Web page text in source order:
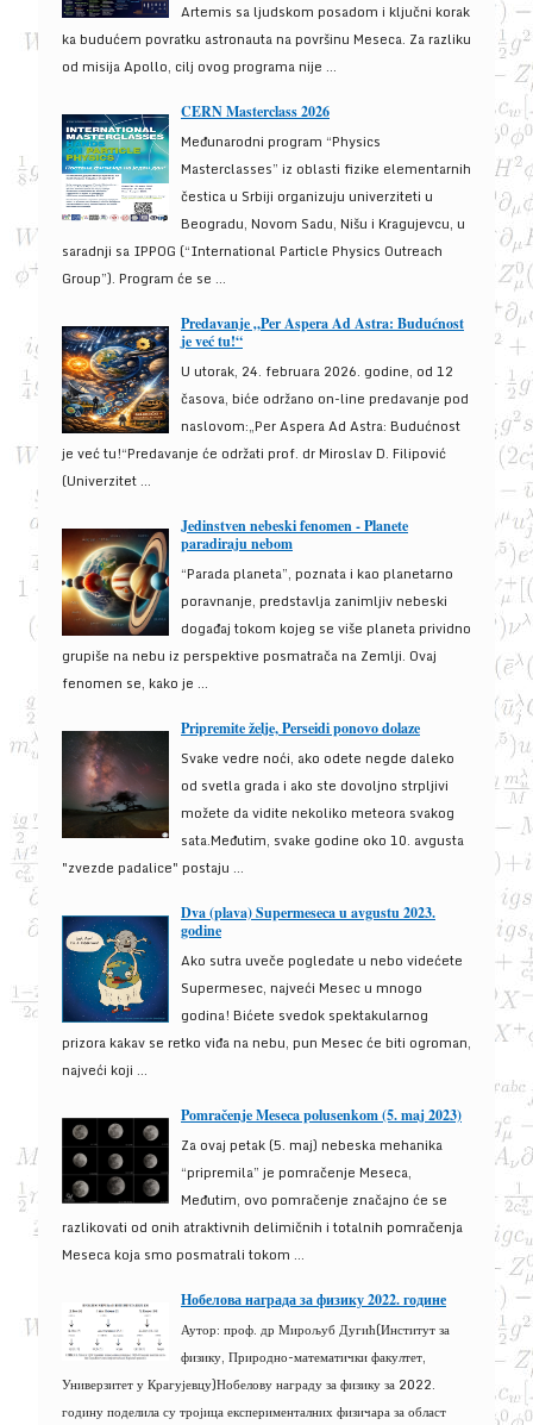
Artemis sa ljudskom posadom i ključni korak
ka budućem povratku astronauta na površinu Meseca. Za razliku
od misija Apollo, cilj ovog programa nije ...
CERN Masterclass 2026
Međunarodni program “Physics
Masterclasses” iz oblasti fizike elementarnih
čestica u Srbiji organizuju univerziteti u
Beogradu, Novom Sadu, Nišu i Kragujevcu, u
saradnji sa IPPOG (“International Particle Physics Outreach
Group”). Program će se ...
Predavanje „Per Aspera Ad Astra: Budućnost
je već tu!“
U utorak, 24. februara 2026. godine, od 12
časova, biće održano on-line predavanje pod
naslovom:„Per Aspera Ad Astra: Budućnost
je već tu!“Predavanje će održati prof. dr Miroslav D. Filipović
(Univerzitet ...
Jedinstven nebeski fenomen - Planete
paradiraju nebom
“Parada planeta”, poznata i kao planetarno
poravnanje, predstavlja zanimljiv nebeski
događaj tokom kojeg se više planeta prividno
grupiše na nebu iz perspektive posmatrača na Zemlji. Ovaj
fenomen se, kako je ...
Pripremite želje, Perseidi ponovo dolaze
Svake vedre noći, ako odete negde daleko
od svetla grada i ako ste dovoljno strpljivi
možete da vidite nekoliko meteora svakog
sata.Međutim, svake godine oko 10. avgusta
"zvezde padalice" postaju ...
Dva (plava) Supermeseca u avgustu 2023.
godine
Ako sutra uveče pogledate u nebo videćete
Supermesec, najveći Mesec u mnogo
godina! Bićete svedok spektakularnog
prizora kakav se retko viđa na nebu, pun Mesec će biti ogroman,
najveći koji ...
Pomračenje Meseca polusenkom (5. maj 2023)
Za ovaj petak (5. maj) nebeska mehanika
“pripremila” je pomračenje Meseca,
Međutim, ovo pomračenje značajno će se
razlikovati od onih atraktivnih delimičnih i totalnih pomračenja
Meseca koja smo posmatrali tokom ...
Нобелова награда за физику 2022. године
Аутор: проф. др Мирољуб Дугић(Институт за
физику, Природно-математички факултет,
Универзитет у Крагујевцу)Нобелову награду за физику за 2022.
годину поделила су тројица експерименталних физичара за област